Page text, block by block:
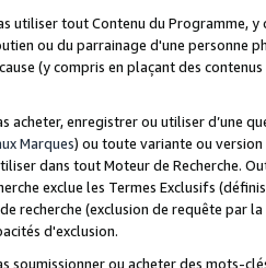
utiliser tout Contenu du Programme,
ou du parrainage d'une personne
(y compris en plaçant des
acheter, enregistrer ou utiliser d’une
Marques) ou toute variante ou
dans tout Moteur de Recherche.
exclue les Termes Exclusifs
recherche (exclusion de requête
d'exclusion.
soumissionner ou acheter des mots-